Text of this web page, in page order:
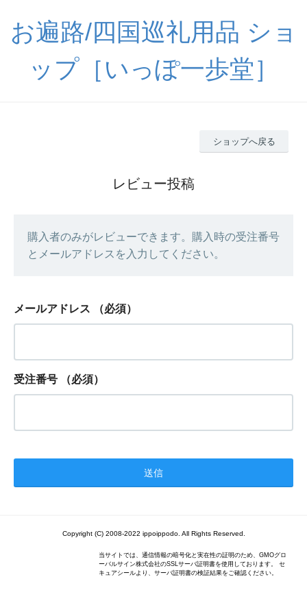
お遍路/四国巡礼用品 ショ
ップ［いっぽ一歩堂］
ショップへ戻る
レビュー投稿
購入者のみがレビューできます。購入時の受注番号
とメールアドレスを入力してください。
メールアドレス （必須）
受注番号 （必須）
Copyright (C) 2008-2022 ippoippodo. All Rights Reserved.
当サイトでは、通信情報の暗号化と実在性の証明のため、GMOグロ
ーバルサイン株式会社のSSLサーバ証明書を使用しております。 セ
キュアシールより、サーバ証明書の検証結果をご確認ください。